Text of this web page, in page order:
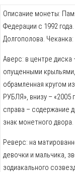
Описание монеты:
Федерации с 1992
Долгополова.
Аверс: в центре
опущенными
обрамленная кругом
РУБЛЯ», внизу – «2005
справа – содержание
знак монетного двора.
Реверс: на
девочки и мальчика,
зодиакального